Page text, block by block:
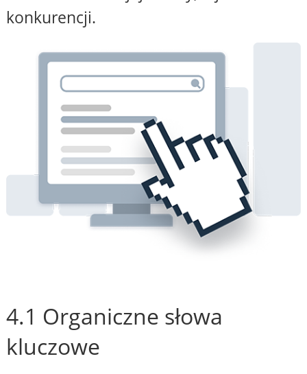
konkurencji.
4.1 Organiczne słowa
kluczowe